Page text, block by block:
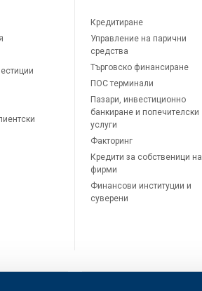
Кредитиране
Управление на парични
средства
Търговско финансиране
ПОС терминали
Пазари, инвестиционно
банкиране и попечителски
услуги
Факторинг
Кредити за собственици на
фирми
Финансови институции и
суверени